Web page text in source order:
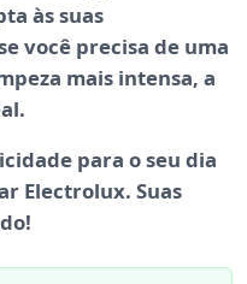
às suas
você precisa de uma
mais intensa, a
para o seu dia
Electrolux. Suas